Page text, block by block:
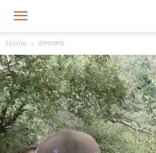
Home उत्तराखण्ड